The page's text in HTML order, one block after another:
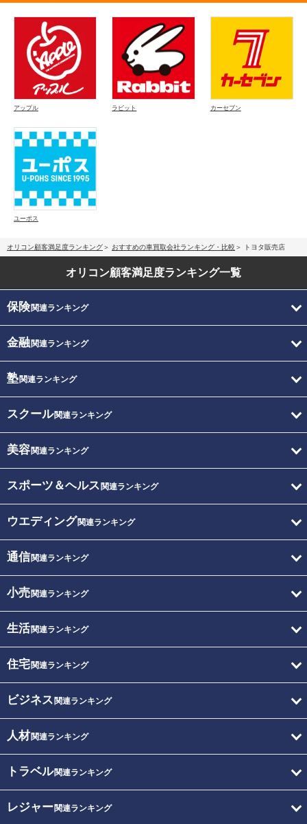
アップル ラビット カーセブン
ユーポス
オリコン顧客満足度ランキング おすすめの車買取会社ランキング・比較 トヨタ販売店
オリコン顧客満足度ランキング一覧
保険関連ランキング
金融関連ランキング
塾関連ランキング
スクール関連ランキング
美容関連ランキング
スポーツ＆ヘルス 関連ランキング
ウエディング関連ランキング
通信関連ランキング
小売関連ランキング
生活関連ランキング
住宅関連ランキング
ビジネス 関連ランキング
人材関連ランキング
トラベル関連ランキング
レジャー関連ランキング